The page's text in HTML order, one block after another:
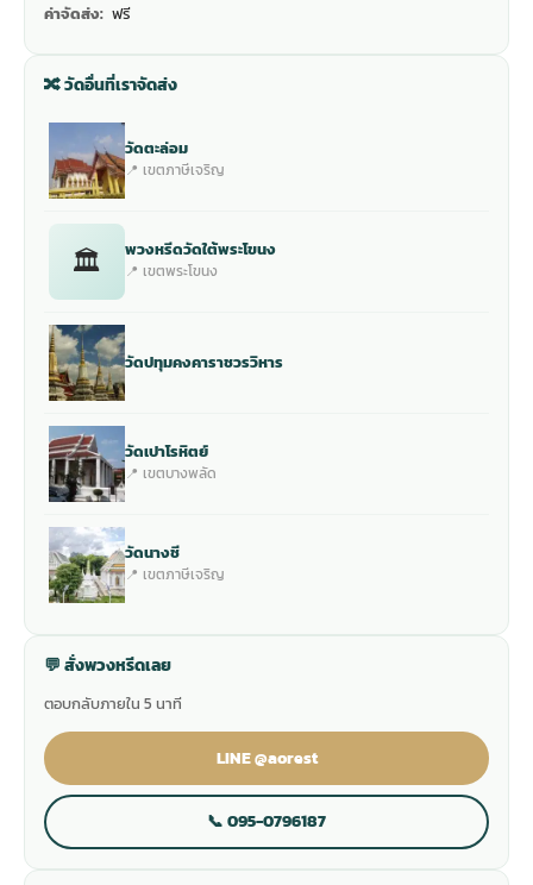
ค่าจัดส่ง: ฟรี
🔀 วัดอื่นที่เราจัดส่ง
วัดตะล่อม
📍 เขตภาษีเจริญ
🏛 พวงหรีดวัดใต้พระโขนง
📍 เขตพระโขนง
วัดปทุมคงคาราชวรวิหาร
วัดเปาโรหิตย์
📍 เขตบางพลัด
วัดนางชี
📍 เขตภาษีเจริญ
💬 สั่งพวงหรีดเลย
ตอบกลับภายใน 5 นาที
LINE @aorest
📞 095-0796187